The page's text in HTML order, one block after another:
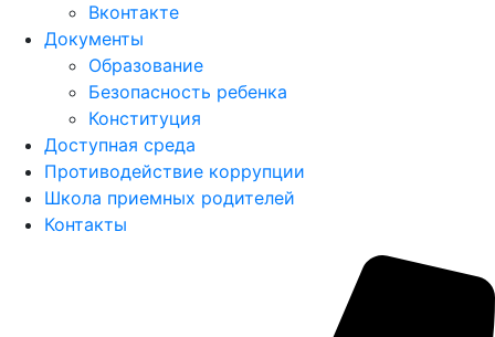
Вконтакте
Документы
Образование
Безопасность ребенка
Конституция
Доступная среда
Противодействие коррупции
Школа приемных родителей
Контакты